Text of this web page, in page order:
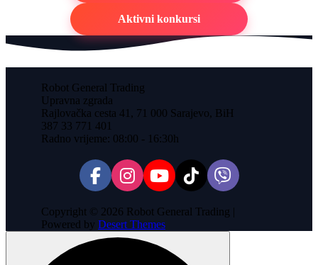
Aktivni konkursi
Robot General Trading
Upravna zgrada
Rajlovačka cesta 41, 71 000 Sarajevo, BiH
387 33 771 401
Radno vrijeme: 08:00 - 16:30h
Copyright © 2026 Robot General Trading |
Powered by Desert Themes